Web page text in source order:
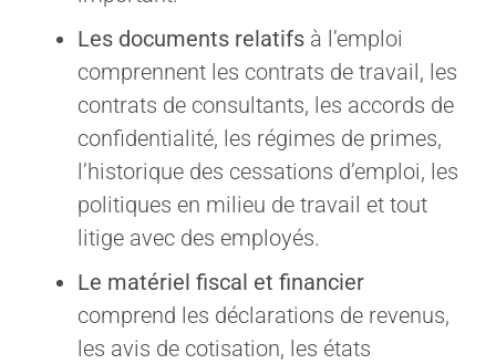
Les documents relatifs à l’emploi
comprennent les contrats de travail, les
contrats de consultants, les accords de
confidentialité, les régimes de primes,
l’historique des cessations d’emploi, les
politiques en milieu de travail et tout
litige avec des employés.
Le matériel fiscal et financier
comprend les déclarations de revenus,
les avis de cotisation, les états